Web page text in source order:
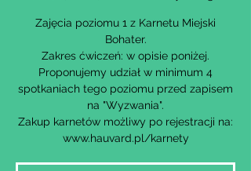
Zajęcia poziomu 1 z Karnetu Miejski
Bohater.
Zakres ćwiczeń: w opisie poniżej.
Proponujemy udział w minimum 4
spotkaniach tego poziomu przed zapisem
na "Wyzwania".
Zakup karnetów możliwy po rejestracji na:
www.hauvard.pl/karnety